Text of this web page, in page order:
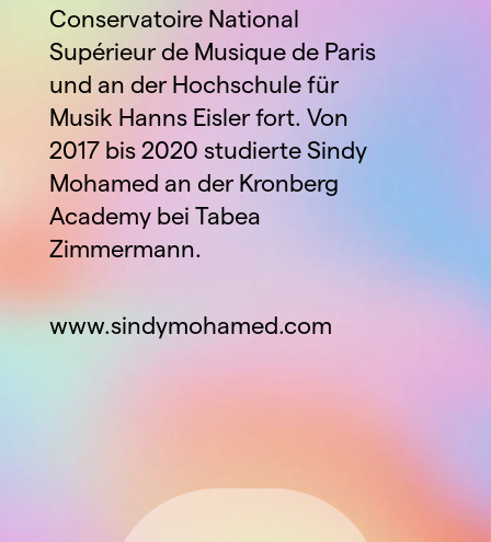
Conservatoire National
Supérieur de Musique de Paris
und an der Hochschule für
Musik Hanns Eisler fort. Von
2017 bis 2020 studierte Sindy
Mohamed an der Kronberg
Academy bei Tabea
Zimmermann.
www.sindymohamed.com